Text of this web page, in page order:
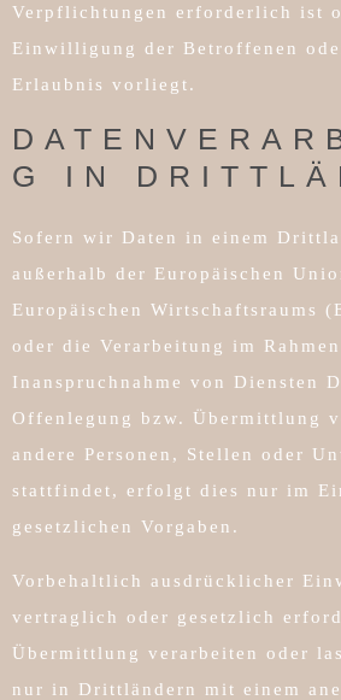
Verpflichtungen erforderlich ist
Einwilligung der Betroffenen
Erlaubnis vorliegt.
G IN
Sofern wir Daten in einem
außerhalb der Europäischen
Europäischen Wirtschaftsraums
oder die Verarbeitung im
Inanspruchnahme von Diensten
Offenlegung bzw. Übermittlung
andere Personen, Stellen oder
stattfindet, erfolgt dies nur im
gesetzlichen Vorgaben.
Vorbehaltlich ausdrücklicher
vertraglich oder gesetzlich
Übermittlung verarbeiten oder
nur in Drittländern mit einem